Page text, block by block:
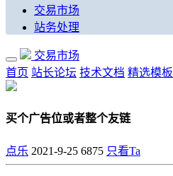
交易市场
站务处理
交易市场
首页 站长论坛 技术文档 精选模板
买个广告位或者整个友链
点乐 2021-9-25 6875 只看Ta